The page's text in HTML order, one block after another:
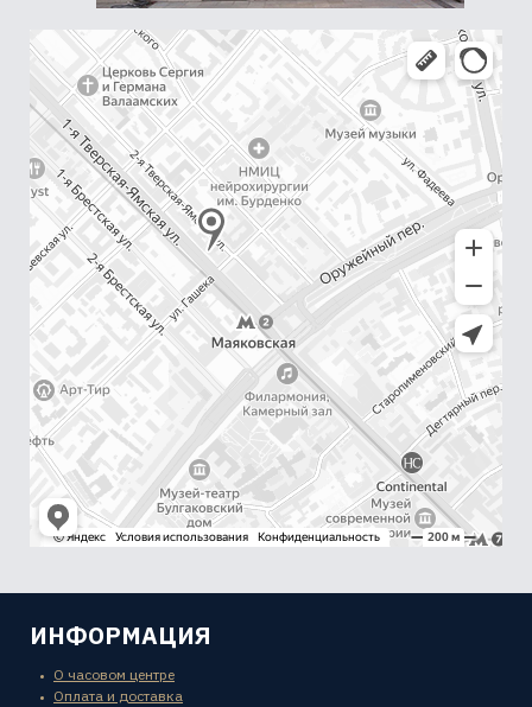
ИНФОРМАЦИЯ
О часовом центре
Оплата и доставка